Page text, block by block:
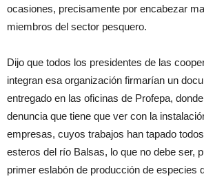
ocasiones, precisamente por encabezar
miembros del sector pesquero.
Dijo que todos los presidentes de las
integran esa organización firmarían un
entregado en las oficinas de Profepa,
denuncia que tiene que ver con la
empresas, cuyos trabajos han tapado
esteros del río Balsas, lo que no debe ser,
primer eslabón de producción de especies